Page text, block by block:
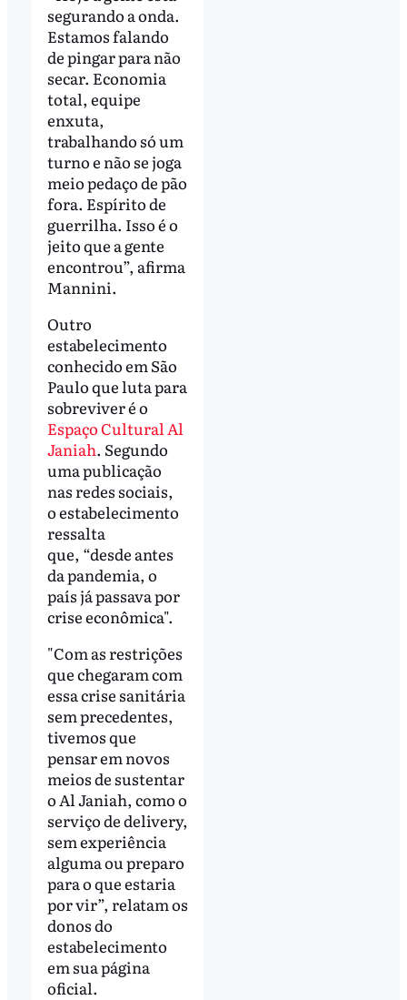
segurando a onda.
Estamos falando
de pingar para não
secar. Economia
total, equipe
enxuta,
trabalhando só um
turno e não se joga
meio pedaço de pão
fora. Espírito de
guerrilha. Isso é o
jeito que a gente
encontrou”, afirma
Mannini.
Outro
estabelecimento
conhecido em São
Paulo que luta para
sobreviver é o
Espaço Cultural Al
Janiah. Segundo
uma publicação
nas redes sociais,
o estabelecimento
ressalta
que, “desde antes
da pandemia, o
país já passava por
crise econômica".
"Com as restrições
que chegaram com
essa crise sanitária
sem precedentes,
tivemos que
pensar em novos
meios de sustentar
o Al Janiah, como o
serviço de delivery,
sem experiência
alguma ou preparo
para o que estaria
por vir”, relatam os
donos do
estabelecimento
em sua página
oficial.